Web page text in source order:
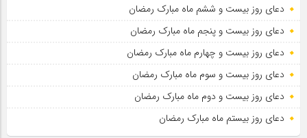
دعای روز بیست و ششم ماه مبارک رمضان
دعای روز بیست و پنجم ماه مبارک رمضان
دعای روز بیست و چهارم ماه مبارک رمضان
دعای روز بیست و سوم ماه مبارک رمضان
دعای روز بیست و دوم ماه مبارک رمضان
دعای روز بیستم ماه مبارک رمضان